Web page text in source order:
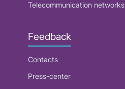
Telecommunication networks
Feedback
Contacts
Press-center